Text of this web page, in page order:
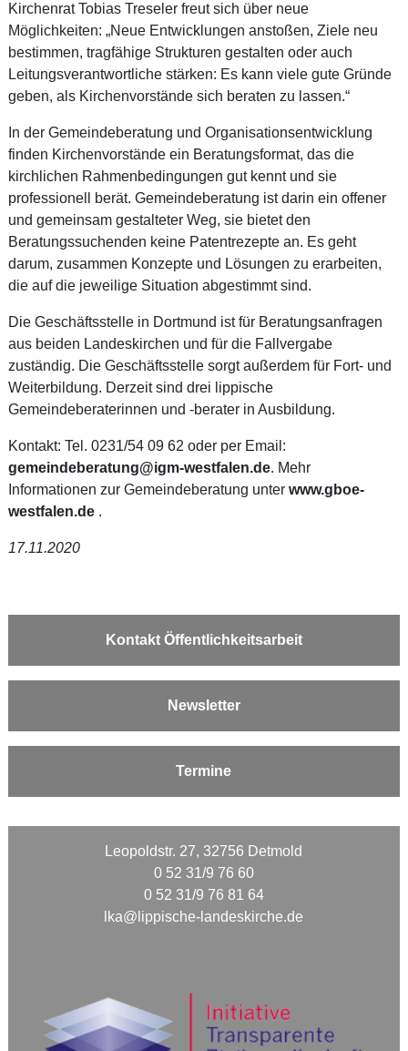
Kirchenrat Tobias Treseler freut sich über neue
Möglichkeiten: „Neue Entwicklungen anstoßen, Ziele neu
bestimmen, tragfähige Strukturen gestalten oder auch
Leitungsverantwortliche stärken: Es kann viele gute Gründe
geben, als Kirchenvorstände sich beraten zu lassen.“
In der Gemeindeberatung und Organisationsentwicklung
finden Kirchenvorstände ein Beratungsformat, das die
kirchlichen Rahmenbedingungen gut kennt und sie
professionell berät. Gemeindeberatung ist darin ein offener
und gemeinsam gestalteter Weg, sie bietet den
Beratungssuchenden keine Patentrezepte an. Es geht
darum, zusammen Konzepte und Lösungen zu erarbeiten,
die auf die jeweilige Situation abgestimmt sind.
Die Geschäftsstelle in Dortmund ist für Beratungsanfragen
aus beiden Landeskirchen und für die Fallvergabe
zuständig. Die Geschäftsstelle sorgt außerdem für Fort- und
Weiterbildung. Derzeit sind drei lippische
Gemeindeberaterinnen und -berater in Ausbildung.
Kontakt: Tel. 0231/54 09 62 oder per Email:
gemeindeberatung@igm-westfalen.de. Mehr
Informationen zur Gemeindeberatung unter www.gboe-
westfalen.de.
17.11.2020
Kontakt Öffentlichkeitsarbeit
Newsletter
Termine
Leopoldstr. 27, 32756 Detmold
0 52 31/9 76 60
0 52 31/9 76 81 64
lka@lippische-landeskirche.de